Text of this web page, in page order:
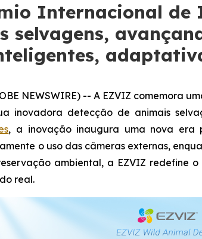
Internacional
selvagens,
NEWSWIRE) -- A EZVIZ
inovadora detecção de animais
, a inovação inaugura uma nova era
o uso das câmeras externas,
ambiental, a EZVIZ
real.